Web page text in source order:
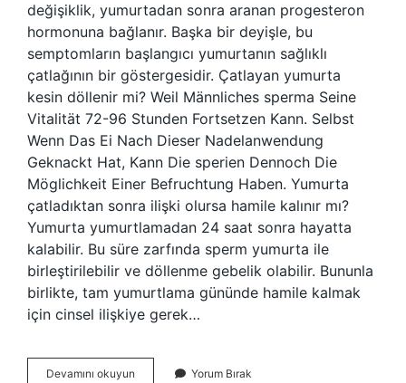
değişiklik, yumurtadan sonra aranan progesteron
hormonuna bağlanır. Başka bir deyişle, bu
semptomların başlangıcı yumurtanın sağlıklı
çatlağının bir göstergesidir. Çatlayan yumurta
kesin döllenir mi? Weil Männliches sperma Seine
Vitalität 72-96 Stunden Fortsetzen Kann. Selbst
Wenn Das Ei Nach Dieser Nadelanwendung
Geknackt Hat, Kann Die sperien Dennoch Die
Möglichkeit Einer Befruchtung Haben. Yumurta
çatladıktan sonra ilişki olursa hamile kalınır mı?
Yumurta yumurtlamadan 24 saat sonra hayatta
kalabilir. Bu süre zarfında sperm yumurta ile
birleştirilebilir ve döllenme gebelik olabilir. Bununla
birlikte, tam yumurtlama gününde hamile kalmak
için cinsel ilişkiye gerek…
Devamını okuyun Kadınlarda Yorum Bırak